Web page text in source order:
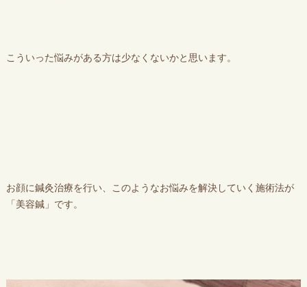
こういった悩みがある方は少なくないかと思います。
お顔に鍼灸治療を行い、このようなお悩みを解決していく施術法が
「美容鍼」です。